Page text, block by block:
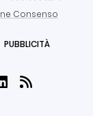
Consenso
PUBBLICITÀ